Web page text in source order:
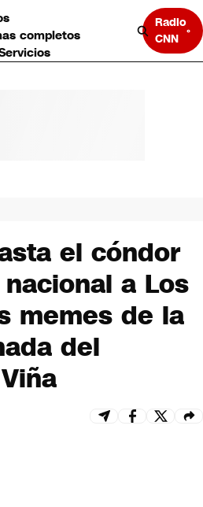
completos
Radio
CNN
el cóndor
a Los
memes de la
del